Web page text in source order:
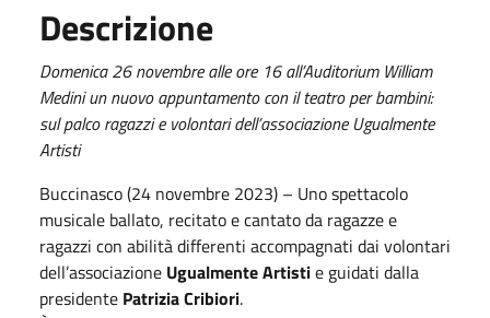
Descrizione
Domenica 26 novembre alle ore 16 all’Auditorium William
Medini un nuovo appuntamento con il teatro per bambini:
sul palco ragazzi e volontari dell’associazione Ugualmente
Artisti
Buccinasco (24 novembre 2023) – Uno spettacolo
musicale ballato, recitato e cantato da ragazze e
ragazzi con abilità differenti accompagnati dai volontari
dell’associazione Ugualmente Artistie guidati dalla
presidente Patrizia Cribiori.